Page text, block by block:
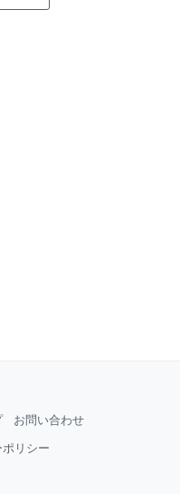
お問い合わせ
リシー